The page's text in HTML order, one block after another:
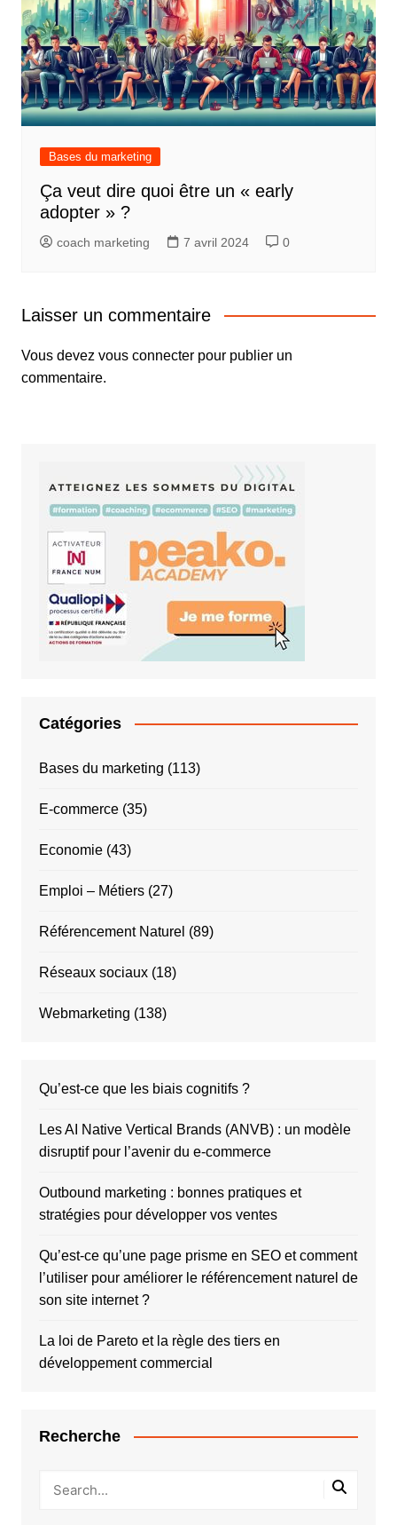
Bases du marketing
Ça veut dire quoi être un « early
adopter » ?
coach marketing 7 avril 2024 0
Laisser un commentaire
Vous devez vous connecterpour publier un
commentaire.
Catégories
Bases du marketing (113)
E-commerce(35)
Economie(43)
Emploi – Métiers(27)
Référencement Naturel (89)
Réseaux sociaux(18)
Webmarketing (138)
Qu’est-ce que les biais cognitifs ?
Les AI Native Vertical Brands (ANVB) : un modèle
disruptif pour l’avenir du e-commerce
Outbound marketing : bonnes pratiques et
stratégies pour développer vos ventes
Qu’est-ce qu’une page prisme en SEO et comment
l’utiliser pour améliorer le référencement naturel de
son site internet ?
La loi de Pareto et la règle des tiers en
développement commercial
Recherche